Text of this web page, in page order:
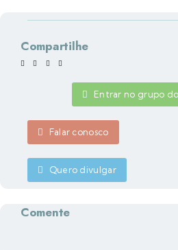
Compartilhe
Entrar no grupo
Falar conosco
Quero divulgar
Comente